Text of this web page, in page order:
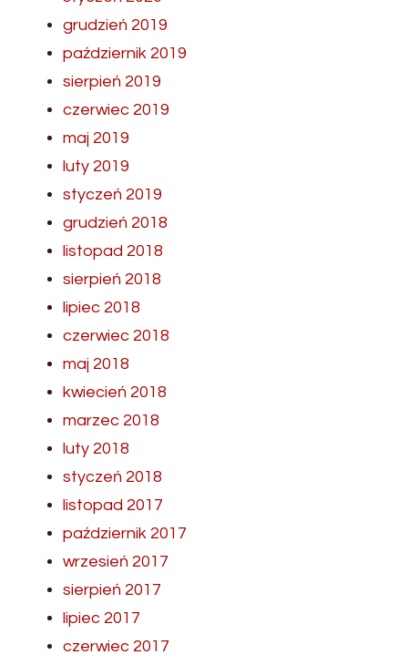
grudzień 2019
październik 2019
sierpień 2019
czerwiec 2019
maj 2019
luty 2019
styczeń 2019
grudzień 2018
listopad 2018
sierpień 2018
lipiec 2018
czerwiec 2018
maj 2018
kwiecień 2018
marzec 2018
luty 2018
styczeń 2018
listopad 2017
październik 2017
wrzesień 2017
sierpień 2017
lipiec 2017
czerwiec 2017